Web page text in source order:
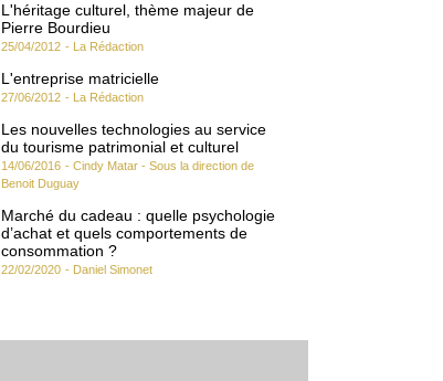
L'héritage culturel, thème majeur de
Pierre Bourdieu
25/04/2012 - La Rédaction
L'entreprise matricielle
27/06/2012 - La Rédaction
Les nouvelles technologies au service
du tourisme patrimonial et culturel
14/06/2016 - Cindy Matar - Sous la direction de
Benoit Duguay
Marché du cadeau : quelle psychologie
d’achat et quels comportements de
consommation ?
22/02/2020 - Daniel Simonet